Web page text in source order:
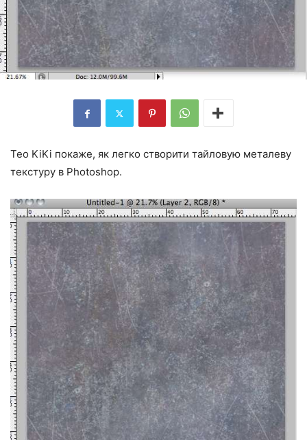
Teo KiKi покаже, як легко створити тайловую металеву
текстуру в Photoshop.